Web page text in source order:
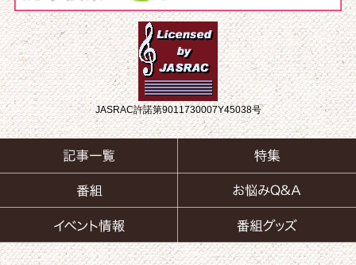
JASRAC許諾第9011730007Y45038号